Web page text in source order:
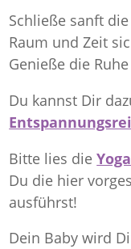
Schließe sanft
Raum und Zeit
Genieße die
Du kannst Dir
Bitte lies die
Du die hier
ausführst!
Dein Baby wird